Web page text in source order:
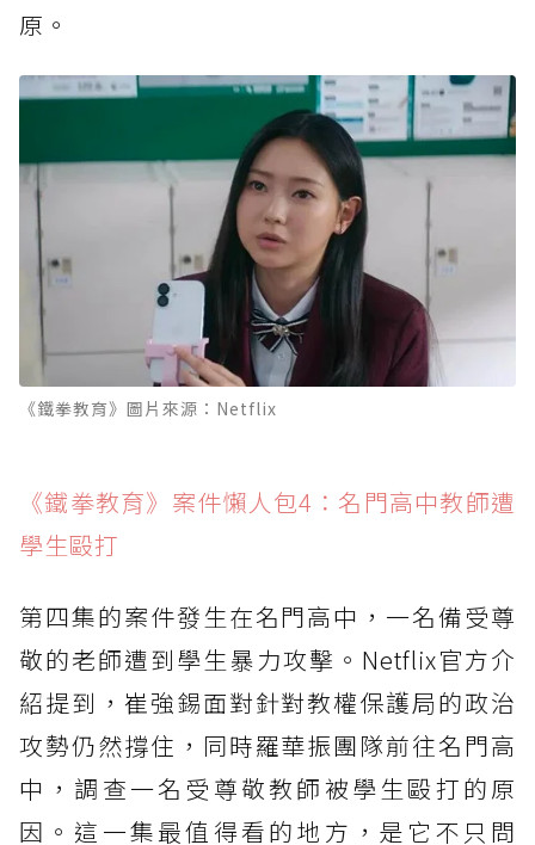
原。
《鐵拳教育》圖片來源：Netflix
《鐵拳教育》案件懶人包4：名門高中教師遭
學生毆打
第四集的案件發生在名門高中，一名備受尊
敬的老師遭到學生暴力攻擊。Netflix官方介
紹提到，崔強錫面對針對教權保護局的政治
攻勢仍然撐住，同時羅華振團隊前往名門高
中，調查一名受尊敬教師被學生毆打的原
因。這一集最值得看的地方，是它不只問